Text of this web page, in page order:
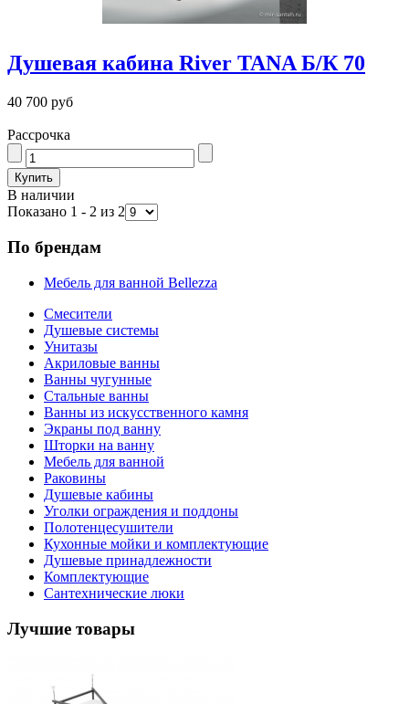
Душевая кабина River TANA Б/К 70
40 700 руб
Рассрочка
В наличии
Показано 1 - 2 из 2
По брендам
Мебель для ванной Bellezza
Смесители
Душевые системы
Унитазы
Акриловые ванны
Ванны чугунные
Стальные ванны
Ванны из искусственного камня
Экраны под ванну
Шторки на ванну
Мебель для ванной
Раковины
Душевые кабины
Уголки ограждения и поддоны
Полотенцесушители
Кухонные мойки и комплектующие
Душевые принадлежности
Комплектующие
Сантехнические люки
Лучшие товары